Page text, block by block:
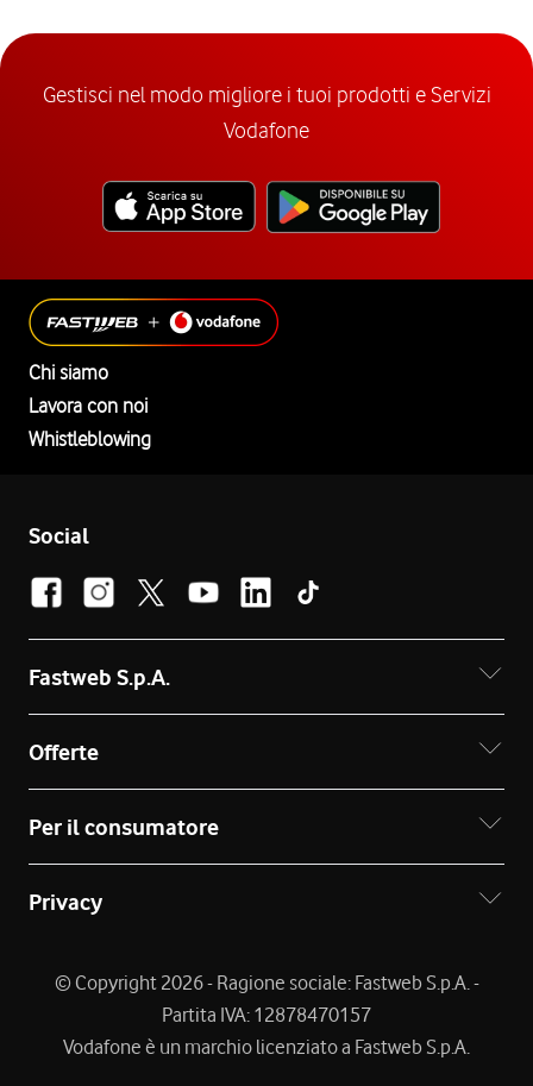
Gestisci nel modo migliore i tuoi prodotti e Servizi
Vodafone
Chi siamo
Lavora con noi
Whistleblowing
Social
Fastweb S.p.A.
Offerte
Per il consumatore
Privacy
© Copyright 2026 - Ragione sociale: Fastweb S.p.A. -
Partita IVA: 12878470157
Vodafone è un marchio licenziato a Fastweb S.p.A.